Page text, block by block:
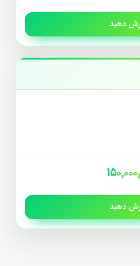
دهید
دهید